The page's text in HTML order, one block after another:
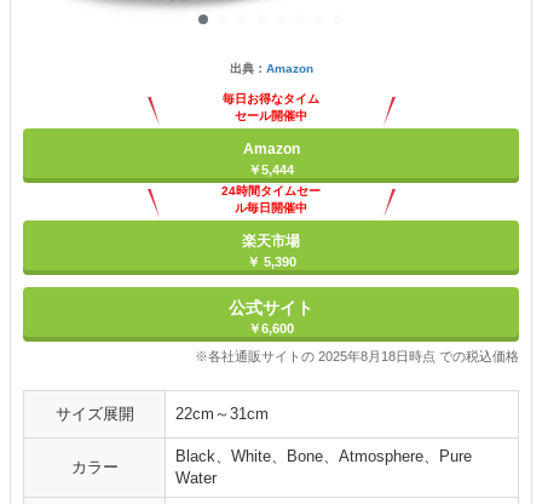
出典： Amazon
毎日お得なタイム
セール開催中
Amazon
￥5,444
24時間タイムセー
ル毎日開催中
楽天市場
￥ 5,390
公式サイト
￥6,600
※各社通販サイトの 2025年8月18日時点 での税込価格
サイズ展開 22cm～31cm
カラー
Black、White、Bone、Atmosphere、Pure
Water